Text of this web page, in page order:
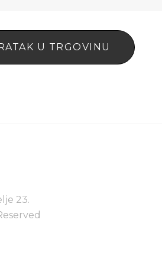
U TRGOVINU
23.